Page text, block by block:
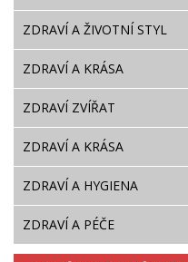
ZDRAVÍ A ŽIVOTNÍ STYL
ZDRAVÍ A KRÁSA
ZDRAVÍ ZVÍŘAT
ZDRAVÍ A KRÁSA
ZDRAVÍ A HYGIENA
ZDRAVÍ A PÉČE